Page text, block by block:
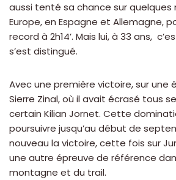
aussi tenté sa chance sur quelques
Europe, en Espagne et Allemagne,
record à 2h14’. Mais lui, à 33 ans,
s’est distingué.
Avec une première victoire, sur une
Sierre Zinal, où il avait écrasé tous
certain Kilian Jornet. Cette
poursuivre jusqu’au début de
nouveau la victoire, cette fois sur
une autre épreuve de référence
montagne et du trail.